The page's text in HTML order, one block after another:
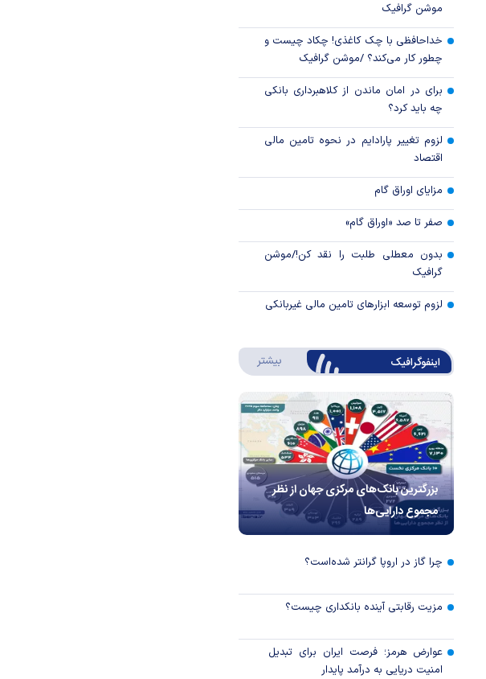
موشن گرافیک
خداحافظی با چک کاغذی! چکاد چیست و
چطور کار می‌کند؟ /موشن گرافیک
برای در امان ماندن از کلاهبرداری بانکی
چه باید کرد؟
لزوم تغییر پارادایم در نحوه تامین مالی
اقتصاد
مزایای اوراق گام
صفر تا صد «اوراق گام»
بدون معطلی طلبت را نقد کن!/موشن
گرافیک
لزوم توسعه ابزارهای تامین مالی غیربانکی
اینفوگرافیک بیشتر درباره اینفوگرافیک
بزرگترین بانک‌های مرکزی جهان از نظر
مجموع دارایی‌ها
چرا گاز در اروپا گرانتر شده‌است؟
مزیت رقابتی آینده بانکداری چیست؟
عوارض هرمز؛ فرصت ایران برای تبدیل
امنیت دریایی به درآمد پایدار